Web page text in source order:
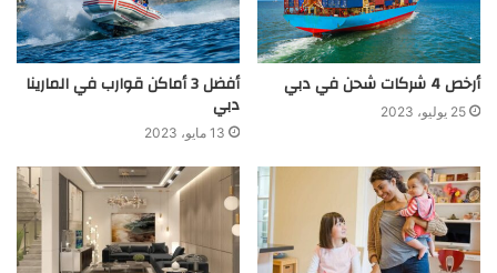
أرخص 4 شركات شحن في دبي
25 يوليو، 2023
أفضل 3 أماكن قوارب في المارينا
دبي
13 مايو، 2023